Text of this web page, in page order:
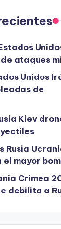
de ataques
Unidos
de
Kiev
Rusia
el mayor
Crimea
debilita a